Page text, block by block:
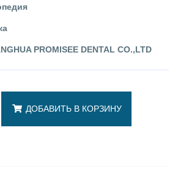
PROMISEE DENTAL CO.,LTD
ДОБАВИТЬ В КОРЗИНУ